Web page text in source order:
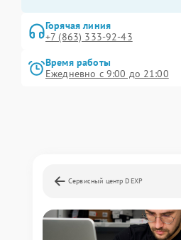
Горячая линия
+7 (863) 333-92-43
Время работы
Ежедневно с 9:00 до 21:00
Сервисный центр DEXP